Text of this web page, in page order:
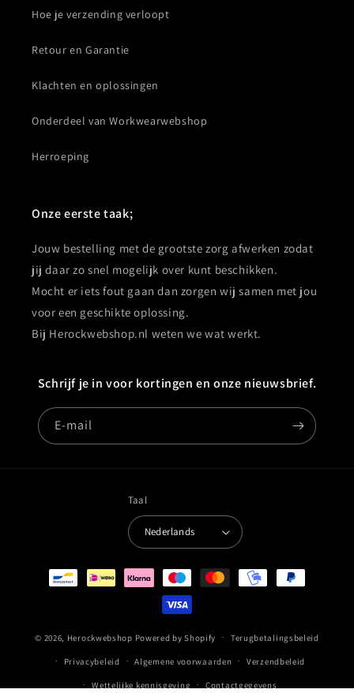
Hoe je verzending verloopt
Retour en Garantie
Klachten en oplossingen
Onderdeel van Workwearwebshop
Herroeping
Onze eerste taak;
Jouw bestelling met de grootste zorg afwerken zodat
jij daar zo snel mogelijk over kunt beschikken.
Mocht er iets fout gaan dan zorgen wij samen met jou
voor een geschikte oplossing.
Bij Herockwebshop.nl weten we wat werkt.
Schrijf je in voor kortingen en onze nieuwsbrief.
E‑mail
Taal
Nederlands
Betaalmethoden
© 2026, Herockwebshop Powered by Shopify Terugbetalingsbeleid
Privacybeleid Algemene voorwaarden Verzendbeleid
Wettelijke kennisgeving Contactgegevens